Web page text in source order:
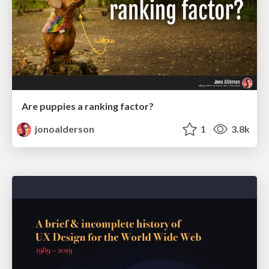
Are puppies a ranking factor?
jonoalderson
1 3.8k